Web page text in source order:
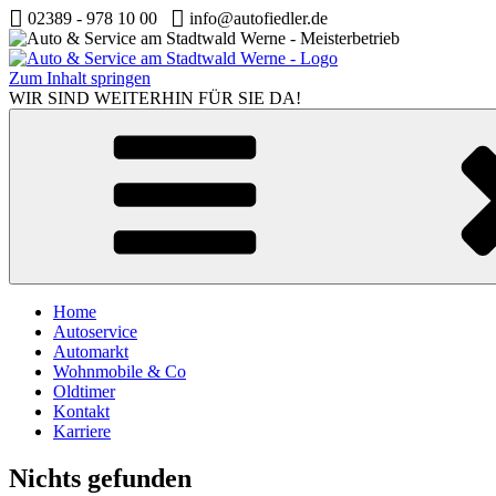
02389 - 978 10 00 info@autofiedler.de
Zum Inhalt springen
WIR SIND WEITERHIN FÜR SIE DA!
Home
Autoservice
Automarkt
Wohnmobile & Co
Oldtimer
Kontakt
Karriere
Nichts gefunden